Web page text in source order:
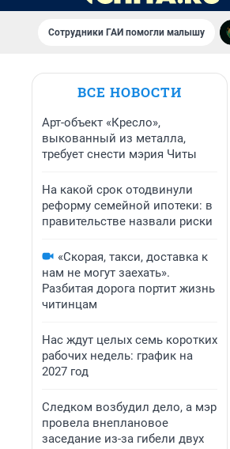
Сотрудники ГАИ помогли малышу
ВСЕ НОВОСТИ
Арт-объект «Кресло»,
выкованный из металла,
требует снести мэрия Читы
На какой срок отодвинули
реформу семейной ипотеки: в
правительстве назвали риски
«Скорая, такси, доставка к
нам не могут заехать».
Разбитая дорога портит жизнь
читинцам
Нас ждут целых семь коротких
рабочих недель: график на
2027 год
Следком возбудил дело, а мэр
провела внеплановое
заседание из-за гибели двух